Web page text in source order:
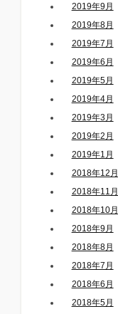
2019年9月
2019年8月
2019年7月
2019年6月
2019年5月
2019年4月
2019年3月
2019年2月
2019年1月
2018年12月
2018年11月
2018年10月
2018年9月
2018年8月
2018年7月
2018年6月
2018年5月